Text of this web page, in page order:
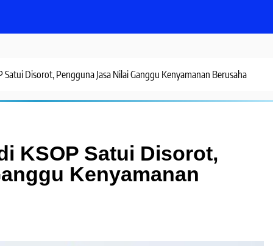
Satui Disorot, Pengguna Jasa Nilai Ganggu Kenyamanan Berusaha
KSOP Satui Disorot,
Kenyamanan